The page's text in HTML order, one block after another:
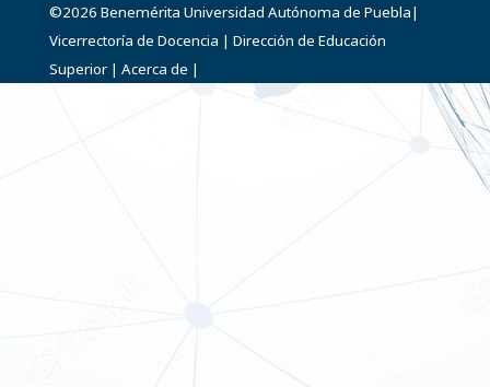
©2026 Benemérita Universidad Autónoma de Puebla|
Vicerrectoría de Docencia | Dirección de Educación
Superior | Acerca de |